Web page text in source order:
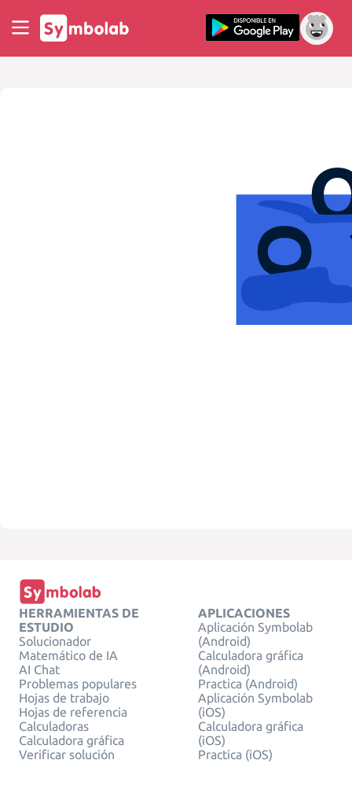
HERRAMIENTAS DE
ESTUDIO
Solucionador
Matemático de IA
AI Chat
Problemas populares
Hojas de trabajo
Hojas de referencia
Calculadoras
Calculadora gráfica
Verificar solución
APLICACIONES
Aplicación Symbolab
(Android)
Calculadora gráfica
(Android)
Practica (Android)
Aplicación Symbolab
(iOS)
Calculadora gráfica
(iOS)
Practica (iOS)